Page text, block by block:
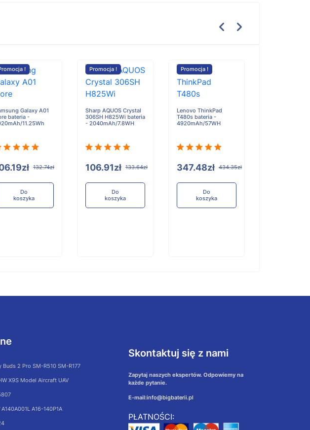
!
Galaxy A01
bateria -
11.25Wh
132.74zł
Do
koszyka
Promocja !
Sharp AQUOS Crystal
306SH H825Wi bateria
- 2040mAh/7.8WH
106.91zł 133.64zł
Do
koszyka
Promocja !
Lenovo ThinkPad
T480s bateria -
4920mAh/57WH
347.48zł 434.35zł
Do
koszyka
2 Pro SM-R510 SM-R177
X9S Model Aircraft UAV
A16-140P1A
Skontaktuj się z nami
Zapytaj naszych ekspertów. Odpowiemy na
każde pytanie.
E-mail:info@bigbaterii.pl
PŁATNOŚCI: